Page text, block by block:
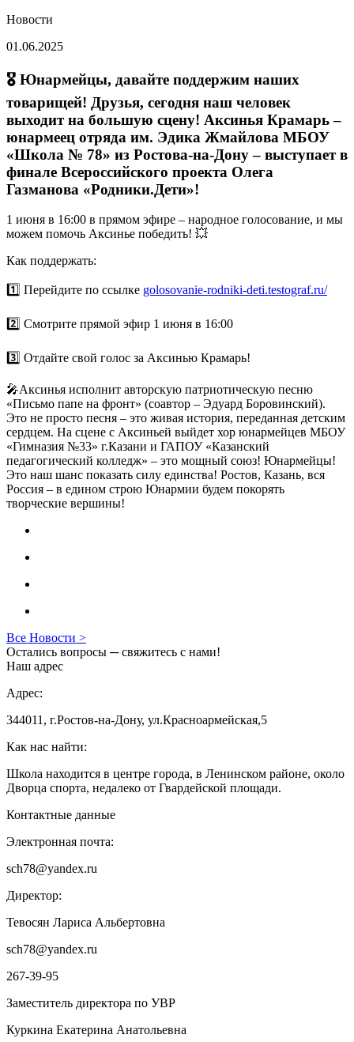
Новости
01.06.2025
🎖️ Юнармейцы, давайте поддержим наших
товарищей! Друзья, сегодня наш человек
выходит на большую сцену! Аксинья Крамарь –
юнармеец отряда им. Эдика Жмайлова МБОУ
«Школа № 78» из Ростова-на-Дону – выступает в
финале Всероссийского проекта Олега
Газманова «Родники.Дети»!
1 июня в 16:00 в прямом эфире – народное голосование, и мы
можем помочь Аксинье победить! 💥
Как поддержать:
1️⃣ Перейдите по ссылке golosovanie-rodniki-deti.testograf.ru/
2️⃣ Смотрите прямой эфир 1 июня в 16:00
3️⃣ Отдайте свой голос за Аксинью Крамарь!
🎤Аксинья исполнит авторскую патриотическую песню
«Письмо папе на фронт» (соавтор – Эдуард Боровинский).
Это не просто песня – это живая история, переданная детским
сердцем. На сцене с Аксиньей выйдет хор юнармейцев МБОУ
«Гимназия №33» г.Казани и ГАПОУ «Казанский
педагогический колледж» – это мощный союз! Юнармейцы!
Это наш шанс показать силу единства! Ростов, Казань, вся
Россия – в едином строю Юнармии будем покорять
творческие вершины!
Все Новости >
Остались вопросы ─ свяжитесь с нами!
Наш адрес
Адрес:
344011, г.Ростов-на-Дону, ул.Красноармейская,5
Как нас найти:
Школа находится в центре города, в Ленинском районе, около
Дворца спорта, недалеко от Гвардейской площади.
Контактные данные
Электронная почта:
sch78@yandex.ru
Директор:
Тевосян Лариса Альбертовна
sch78@yandex.ru
267-39-95
Заместитель директора по УВР
Куркина Екатерина Анатольевна